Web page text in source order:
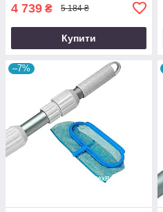
4 739 ₴ 5 184 ₴
Купити
–7%